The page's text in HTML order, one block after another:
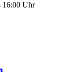
16:00 Uhr